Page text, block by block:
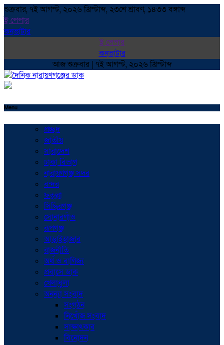
শুক্রবার, ৭ই আগস্ট, ২০২৬ খ্রিস্টাব্দ, ২৩শে শ্রাবণ, ১৪৩৩ বঙ্গাব্দ
ই পেপার
কনভাটার
ই পেপার
কনভাটার
আজ শুক্রবার | ৭ই আগস্ট, ২০২৬ খ্রিস্টাব্দ
Menu
প্রচ্ছদ
জাতীয়
সারাদেশ
ঢাকা বিভাগ
নারায়ণগঞ্জ সদর
বন্দর
ফতুল্লা
সিদ্ধিরগঞ্জ
সোনারগাঁও
রূপগঞ্জ
আড়াইহাজার
রাজনীতি
অর্থ ও বাণিজ্য
প্রবাসে ডাক
খেলাধুলা
অনন্যা সংবাদ
সংগঠন
নিখোঁজ সংবাদ
সাক্ষাৎকার
বিনোদন